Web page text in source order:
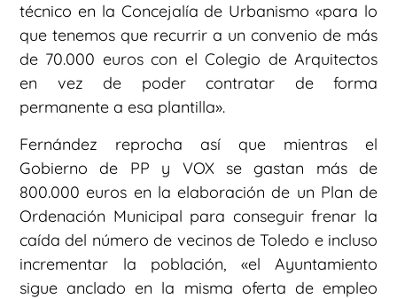
técnico en la Concejalía de Urbanismo «para lo
que tenemos que recurrir a un convenio de más
de 70.000 euros con el Colegio de Arquitectos
en vez de poder contratar de forma
permanente a esa plantilla».
Fernández reprocha así que mientras el
Gobierno de PP y VOX se gastan más de
800.000 euros en la elaboración de un Plan de
Ordenación Municipal para conseguir frenar la
caída del número de vecinos de Toledo e incluso
incrementar la población, «el Ayuntamiento
sigue anclado en la misma oferta de empleo